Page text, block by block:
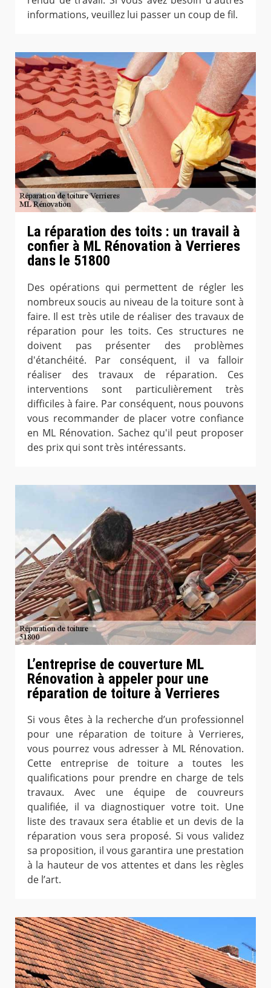
informations, veuillez lui passer un coup de fil.
La réparation des toits : un travail à
confier à ML Rénovation à Verrieres
dans le 51800
Des opérations qui permettent de régler les
nombreux soucis au niveau de la toiture sont à
faire. Il est très utile de réaliser des travaux de
réparation pour les toits. Ces structures ne
doivent pas présenter des problèmes
d'étanchéité. Par conséquent, il va falloir
réaliser des travaux de réparation. Ces
interventions sont particulièrement très
difficiles à faire. Par conséquent, nous pouvons
vous recommander de placer votre confiance
en ML Rénovation. Sachez qu'il peut proposer
des prix qui sont très intéressants.
L’entreprise de couverture ML
Rénovation à appeler pour une
réparation de toiture à Verrieres
Si vous êtes à la recherche d’un professionnel
pour une réparation de toiture à Verrieres,
vous pourrez vous adresser à ML Rénovation.
Cette entreprise de toiture a toutes les
qualifications pour prendre en charge de tels
travaux. Avec une équipe de couvreurs
qualifiée, il va diagnostiquer votre toit. Une
liste des travaux sera établie et un devis de la
réparation vous sera proposé. Si vous validez
sa proposition, il vous garantira une prestation
à la hauteur de vos attentes et dans les règles
de l’art.